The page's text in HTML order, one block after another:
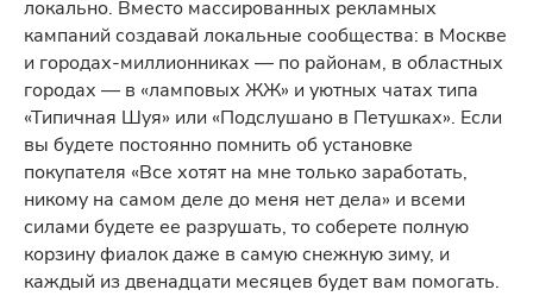
локально. Вместо массированных рекламных
кампаний создавай локальные сообщества: в Москве
и городах-миллионниках — по районам, в областных
городах — в «ламповых ЖЖ» и уютных чатах типа
«Типичная Шуя» или «Подслушано в Петушках». Если
вы будете постоянно помнить об установке
покупателя «Все хотят на мне только заработать,
никому на самом деле до меня нет дела» и всеми
силами будете ее разрушать, то соберете полную
корзину фиалок даже в самую снежную зиму, и
каждый из двенадцати месяцев будет вам помогать.